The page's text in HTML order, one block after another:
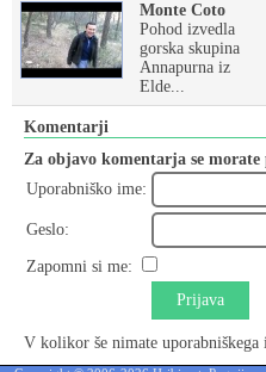
Monte Coto
Pohod izvedla
gorska skupina
Annapurna iz
Elde...
Komentarji
Za objavo komentarja se
Uporabniško ime:
Geslo:
Zapomni si me:
Prijava
V kolikor še nimate uporabniškega